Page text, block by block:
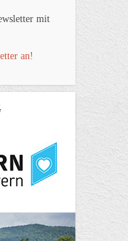
mit
an!